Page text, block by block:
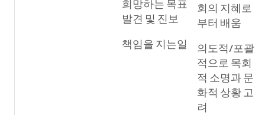
희망하는 목표
발견 및 진보
책임을 지는일
회의 지혜로
부터 배움
의도적/포괄
적으로 목회
적 소명과 문
화적 상황 고
려